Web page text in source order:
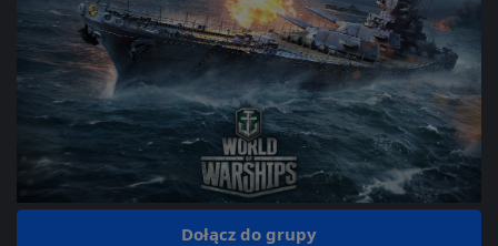
Dołącz do grupy